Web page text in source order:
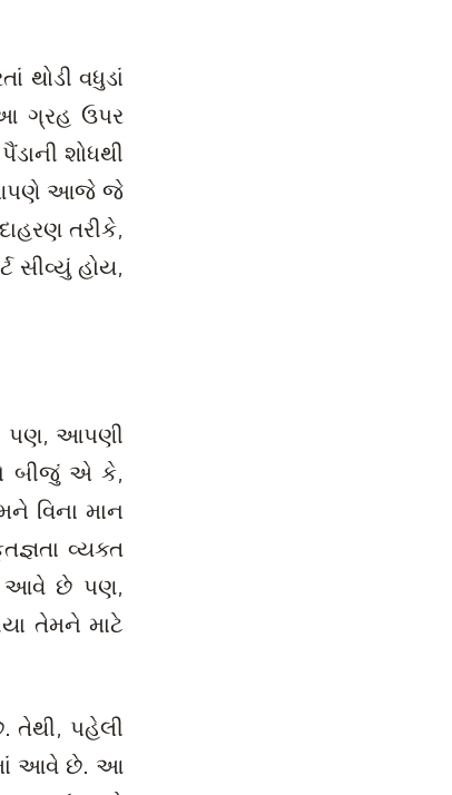
વધુડાં
ગ્રહ ઉપર
શોધથી
આપણે આજે જે
તરીકે,
સીવ્યું હોય,
પણ, આપણી
બીજું એ કે,
વિના માન
વ્યક્ત
આવે છે પણ,
તેમને માટે
તેથી, પહેલી
આવે છે. આ